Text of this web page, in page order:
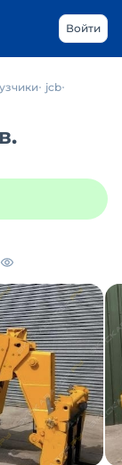
Войти
jcb